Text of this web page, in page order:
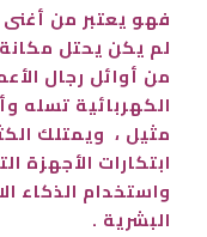
فهو يعتبر من
لم يكن يحتل مكانة
من أوائل رجال
الكهربائية
مثيل ، ويمتلك
ابتكارات الأجهزة
واستخدام الذكاء
البشرية .